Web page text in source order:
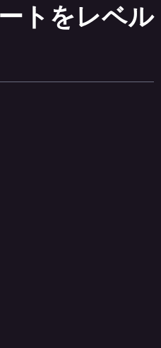
トをレベル